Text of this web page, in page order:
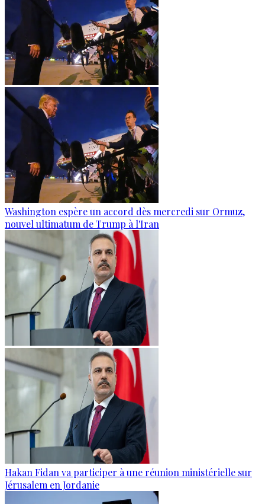
Washington espère un accord dès mercredi sur Ormuz,
nouvel ultimatum de Trump à l'Iran
Hakan Fidan va participer à une réunion ministérielle sur
Jérusalem en Jordanie